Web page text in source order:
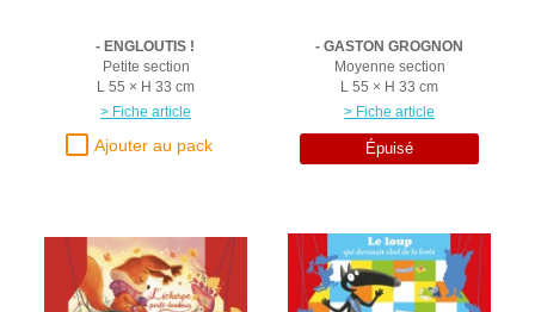
- ENGLOUTIS !
Petite section
L 55 × H 33 cm
> Fiche article
- GASTON GROGNON
Moyenne section
L 55 × H 33 cm
> Fiche article
Épuisé